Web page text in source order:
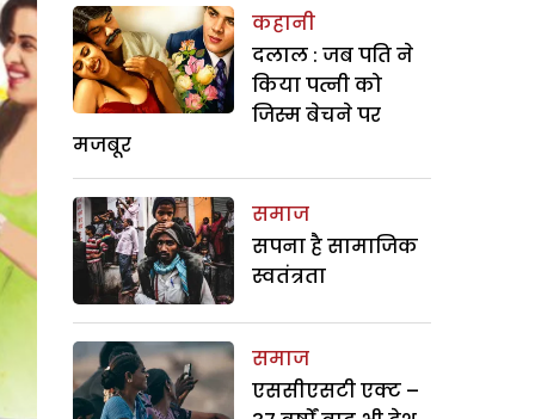
कहानी
दलाल : जब पति ने
किया पत्नी को
जिस्म बेचने पर
मजबूर
समाज
सपना है सामाजिक
स्वतंत्रता
समाज
एससीएसटी एक्ट –